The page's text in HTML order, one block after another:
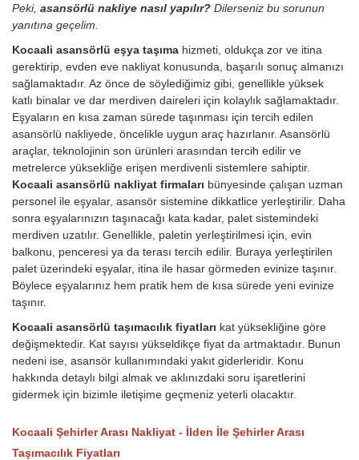
Peki, asansörlü nakliye nasıl yapılır? Dilerseniz bu sorunun
yanıtına geçelim.
Kocaali asansörlü eşya taşıma hizmeti, oldukça zor ve itina
gerektirip, evden eve nakliyat konusunda, başarılı sonuç almanızı
sağlamaktadır. Az önce de söylediğimiz gibi, genellikle yüksek
katlı binalar ve dar merdiven daireleri için kolaylık sağlamaktadır.
Eşyaların en kısa zaman sürede taşınması için tercih edilen
asansörlü nakliyede, öncelikle uygun araç hazırlanır. Asansörlü
araçlar, teknolojinin son ürünleri arasından tercih edilir ve
metrelerce yüksekliğe erişen merdivenli sistemlere sahiptir.
Kocaali asansörlü nakliyat firmaları bünyesinde çalışan uzman
personel ile eşyalar, asansör sistemine dikkatlice yerleştirilir. Daha
sonra eşyalarınızın taşınacağı kata kadar, palet sistemindeki
merdiven uzatılır. Genellikle, paletin yerleştirilmesi için, evin
balkonu, penceresi ya da terası tercih edilir. Buraya yerleştirilen
palet üzerindeki eşyalar, itina ile hasar görmeden evinize taşınır.
Böylece eşyalarınız hem pratik hem de kısa sürede yeni evinize
taşınır.
Kocaali asansörlü taşımacılık fiyatları kat yüksekliğine göre
değişmektedir. Kat sayısı yükseldikçe fiyat da artmaktadır. Bunun
nedeni ise, asansör kullanımındaki yakıt giderleridir. Konu
hakkında detaylı bilgi almak ve aklınızdaki soru işaretlerini
gidermek için bizimle iletişime geçmeniz yeterli olacaktır.
Kocaali Şehirler Arası Nakliyat - İlden İle Şehirler Arası
Taşımacılık Fiyatları